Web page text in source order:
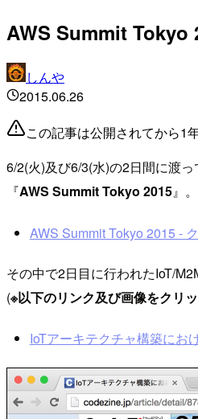
AWS Summit Tokyo
しんや
2015.06.26
この記事は公開されてから1
6/2(火)及び6/3(水)の2日間に渡
『AWS Summit Tokyo 2015』。
AWS Summit Tokyo 2015 -
その中で2日目に行われたIoT/
(※以下のリンク及び画像をクリ
IoTアーキテクチャ構築にお